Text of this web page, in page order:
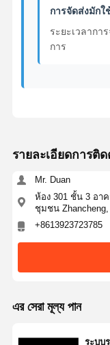
การจัดส่งมัก
ระยะเวลากา
การ
รายละเอียดการติ
Mr. Duan
ห้อง 301 ชั้น 3 อา
ชุมชน Zhancheng,
+8613923723785
এর সেরা মূল্য পান
ระบบ